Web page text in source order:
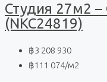
Студия 27м2 –
(NKC24819)
฿3 208 930
฿111 074/м2